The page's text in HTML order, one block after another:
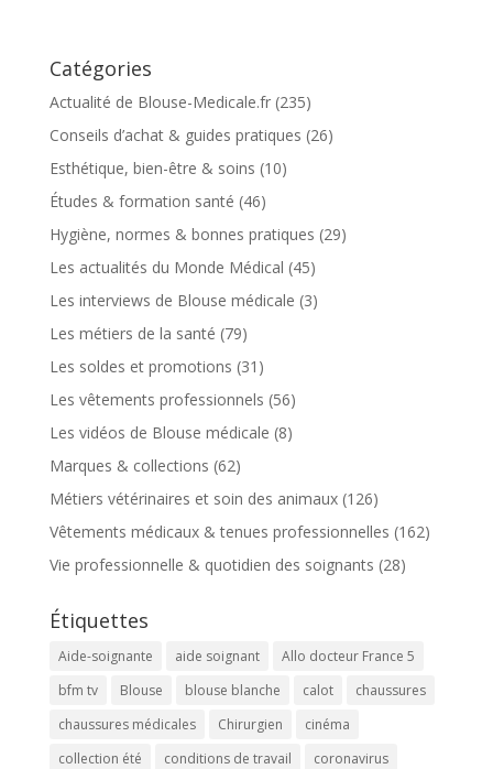
Catégories
Actualité de Blouse-Medicale.fr(235)
Conseils d’achat & guides pratiques (26)
Esthétique, bien-être & soins (10)
Études & formation santé (46)
Hygiène, normes & bonnes pratiques (29)
Les actualités du Monde Médical (45)
Les interviews de Blouse médicale (3)
Les métiers de la santé (79)
Les soldes et promotions (31)
Les vêtements professionnels (56)
Les vidéos de Blouse médicale (8)
Marques & collections (62)
Métiers vétérinaires et soin des animaux(126)
Vêtements médicaux & tenues professionnelles (162)
Vie professionnelle & quotidien des soignants (28)
Étiquettes
Aide-soignante aide soignant
Allo docteur France 5
bfm tv
Blouse blouse blanche calot
chaussures
chaussures médicales
Chirurgien
cinéma
collection été
conditions de travail
coronavirus